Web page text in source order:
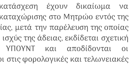
έχουν δικαίωμα να
στο Μητρώο εντός της
μετά την παρέλευση της οποίας
της άδειας, εκδίδεται σχετική
και αποδίδονται οι
στις φορολογικές και τελωνειακές